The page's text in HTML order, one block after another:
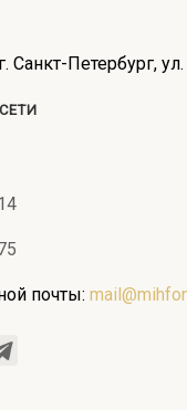
Санкт-Петербург,
почты: